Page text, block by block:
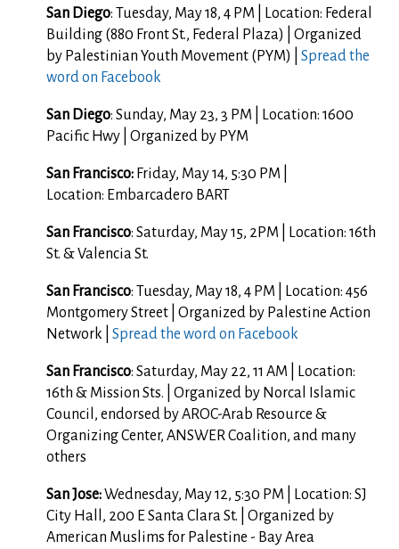
San Diego: Tuesday, May 18, 4 PM | Location: Federal
Building (880 Front St., Federal Plaza) | Organized
by Palestinian Youth Movement (PYM) |Spread the
word on Facebook
San Diego: Sunday, May 23, 3 PM | Location: 1600
Pacific Hwy | Organized by PYM
San Francisco: Friday, May 14, 5:30 PM |
Location: Embarcadero BART
San Francisco: Saturday, May 15, 2PM | Location: 16th
St. & Valencia St.
San Francisco: Tuesday, May 18, 4 PM | Location: 456
Montgomery Street | Organized by Palestine Action
Network |Spread the word on Facebook
San Francisco: Saturday, May 22, 11 AM | Location:
16th & Mission Sts. | Organized by Norcal Islamic
Council, endorsed by AROC-Arab Resource &
Organizing Center, ANSWER Coalition, and many
others
San Jose:Wednesday, May 12, 5:30 PM | Location:SJ
City Hall, 200 E Santa Clara St. | Organized by
American Muslims for Palestine - Bay Area